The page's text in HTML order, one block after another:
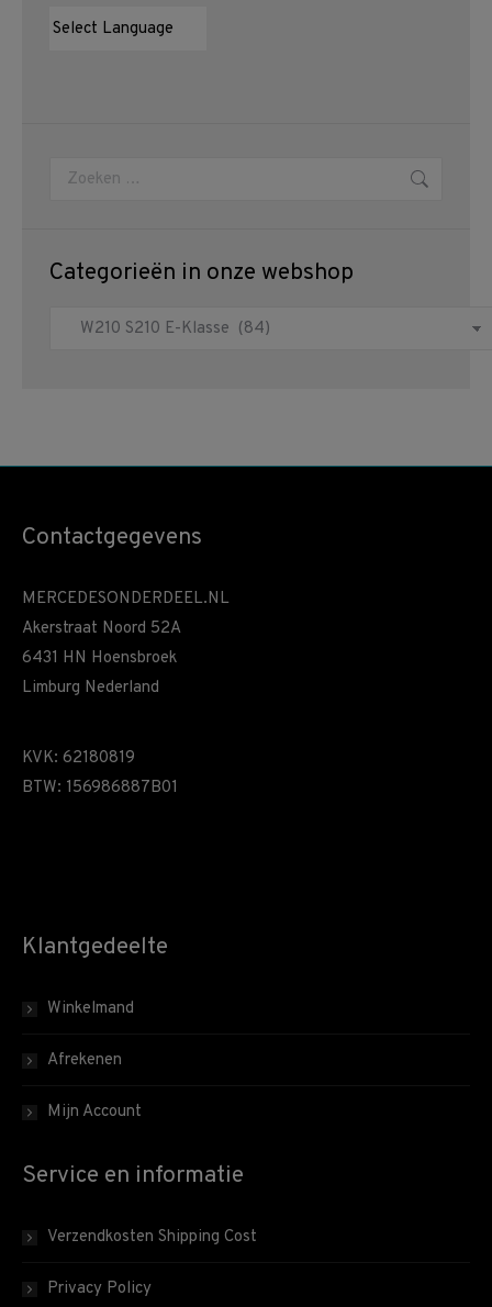
Zoeken:
Categorieën in onze webshop
Contactgegevens
MERCEDESONDERDEEL.NL
Akerstraat Noord 52A
6431 HN Hoensbroek
Limburg Nederland
KVK: 62180819
BTW: 156986887B01
Klantgedeelte
Winkelmand
Afrekenen
Mijn Account
Service en informatie
Verzendkosten Shipping Cost
Privacy Policy